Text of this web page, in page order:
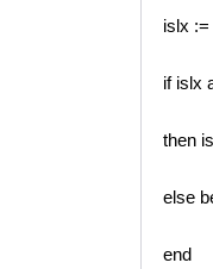
islx
if islx
then
else
end